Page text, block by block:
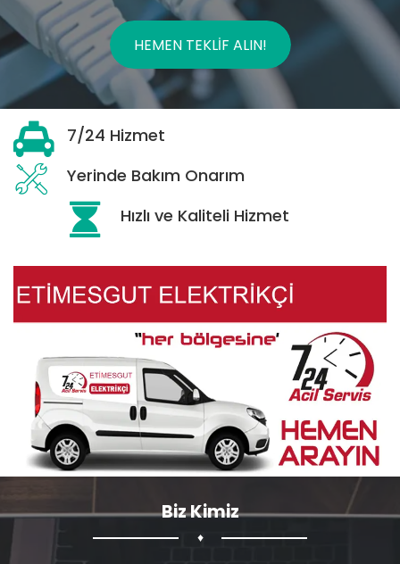
HEMEN TEKLIF ALIN!
7/24 Hizmet
Yerinde Bakım Onarım
Hızlı ve Kaliteli Hizmet
Biz Kimiz
♦